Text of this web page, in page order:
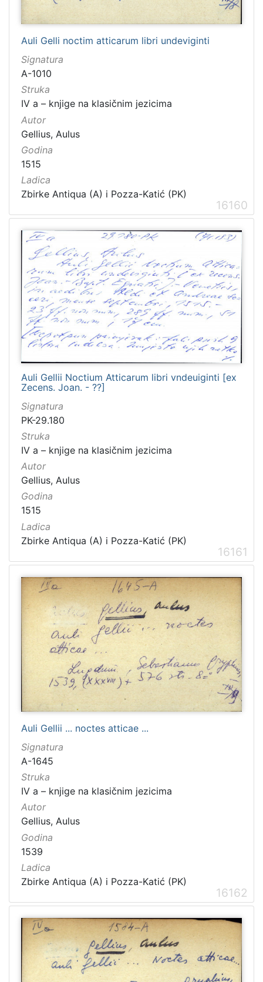
Auli Gelli noctim atticarum libri undeviginti
Signatura
A-1010
Struka
IV a – knjige na klasičnim jezicima
Autor
Gellius, Aulus
Godina
1515
Ladica
Zbirke Antiqua (A) i Pozza-Katić (PK)
16160
Auli Gellii Noctium Atticarum libri vndeuiginti [ex
Zecens. Joan. - ??]
Signatura
PK-29.180
Struka
IV a – knjige na klasičnim jezicima
Autor
Gellius, Aulus
Godina
1515
Ladica
Zbirke Antiqua (A) i Pozza-Katić (PK)
16161
Auli Gellii ... noctes atticae ...
Signatura
A-1645
Struka
IV a – knjige na klasičnim jezicima
Autor
Gellius, Aulus
Godina
1539
Ladica
Zbirke Antiqua (A) i Pozza-Katić (PK)
16162